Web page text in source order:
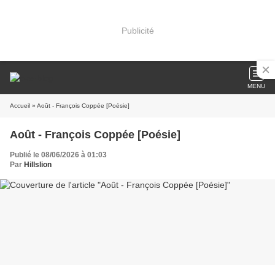
Publicité
MENU
Accueil » Août - François Coppée [Poésie]
Août - François Coppée [Poésie]
Publié le 08/06/2026 à 01:03
Par Hillslion